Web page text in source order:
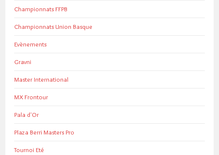
Championnats FFPB
Championnats Union Basque
Evènements
Gravni
Master International
MX Frontour
Pala d'Or
Plaza Berri Masters Pro
Tournoi Eté